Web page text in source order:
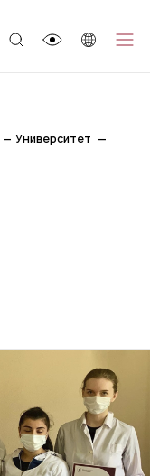
Университет